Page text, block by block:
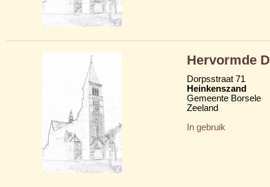
Hervormde
Dorpsstraat 71
Heinkenszand
Gemeente Borsele
Zeeland
In gebruik